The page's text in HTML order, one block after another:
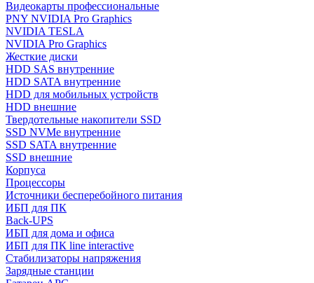
Видеокарты профессиональные
PNY NVIDIA Pro Graphics
NVIDIA TESLA
NVIDIA Pro Graphics
Жесткие диски
HDD SAS внутренние
HDD SATA внутренние
HDD для мобильных устройств
HDD внешние
Твердотельные накопители SSD
SSD NVMe внутренние
SSD SATA внутренние
SSD внешние
Корпуса
Процессоры
Источники бесперебойного питания
ИБП для ПК
Back-UPS
ИБП для дома и офиса
ИБП для ПК linе interactive
Стабилизаторы напряжения
Зарядные станции